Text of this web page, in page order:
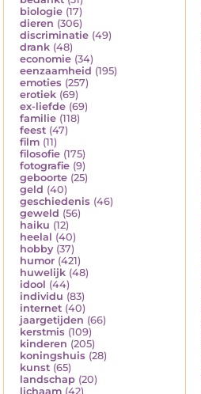
biologie (17)
dieren (306)
discriminatie (49)
drank (48)
economie (34)
eenzaamheid (195)
emoties (257)
erotiek (69)
ex-liefde (69)
familie (118)
feest (47)
film (11)
filosofie (175)
fotografie (9)
geboorte (25)
geld (40)
geschiedenis (46)
geweld (56)
haiku (12)
heelal (40)
hobby (37)
humor (421)
huwelijk (48)
idool (44)
individu (83)
internet (40)
jaargetijden (66)
kerstmis (109)
kinderen (205)
koningshuis (28)
kunst (65)
landschap (20)
lichaam (42)